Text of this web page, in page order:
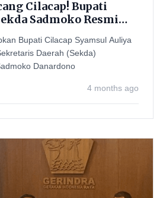
Cilacap! Bupati
Sadmoko Resmi
Bupati Cilacap Syamsul Auliya
Daerah (Sekda)
Danardono
4 months ago